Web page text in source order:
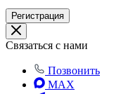
Регистрация
Связаться с нами
Позвонить
MAX